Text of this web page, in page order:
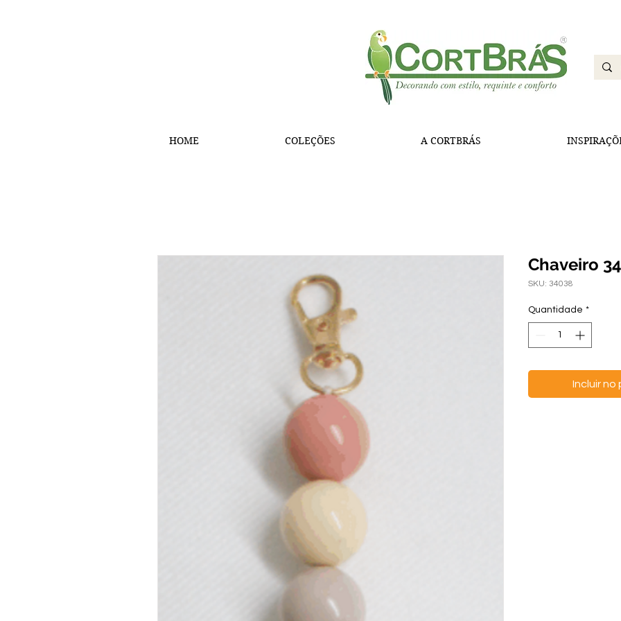
HOME COLEÇÕES A CORTBRÁS
Chaveiro
SKU: 34038
Quantidade *
Incluir